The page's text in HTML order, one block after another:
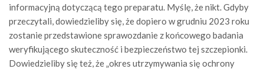
informacyjną dotyczącą tego preparatu. Myślę, że nikt. Gdyby
przeczytali, dowiedzieliby się, że dopiero w grudniu 2023 roku
zostanie przedstawione sprawozdanie z końcowego badania
weryfikującego skuteczność i bezpieczeństwo tej szczepionki.
Dowiedzieliby się też, że „okres utrzymywania się ochrony